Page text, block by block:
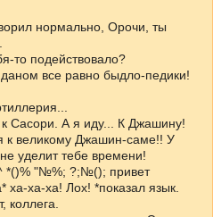
нормально, Орочи, ты
то подействовало?
все равно быдло-педики!
Сасори. А я иду... К Джашину!
к великому Джашин-саме!! У
уделит тебе времени!
*()% "№%; ?;№(); привет
ха-ха! Лох! *показал язык.